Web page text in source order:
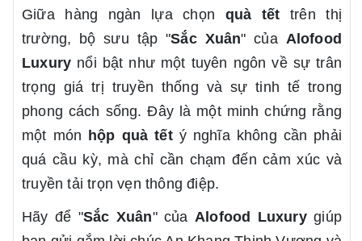
Giữa hàng ngàn lựa chọn quà tết trên thị
trường, bộ sưu tập "Sắc Xuân" của Alofood
Luxury nổi bật như một tuyên ngôn về sự trân
trọng giá trị truyền thống và sự tinh tế trong
phong cách sống. Đây là một minh chứng rằng
một món hộp quà tếtý nghĩa không cần phải
quá cầu kỳ, mà chỉ cần chạm đến cảm xúc và
truyền tải trọn vẹn thông điệp.
Hãy để "Sắc Xuân" của Alofood Luxurygiúp